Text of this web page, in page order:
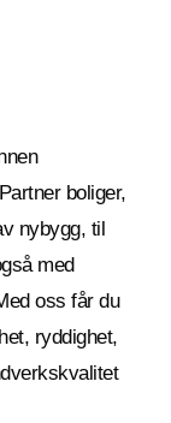
boliger,
nybygg, til
med
oss får du
ryddighet,